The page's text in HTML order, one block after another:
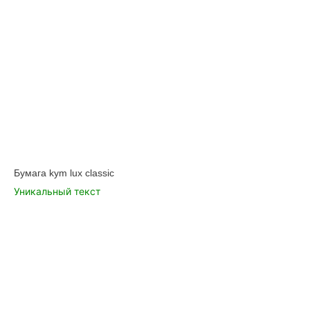
Бумага kym lux classic
Уникальный текст